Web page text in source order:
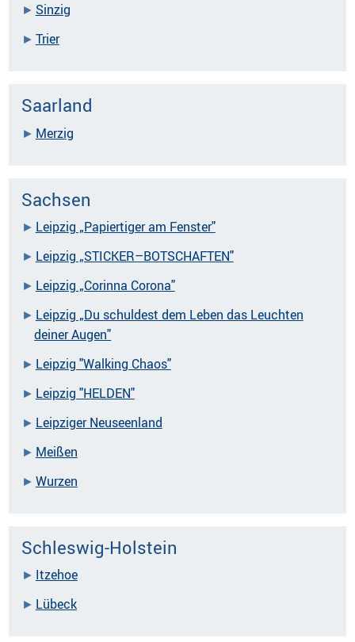
Sinzig
Trier
Saarland
Merzig
Sachsen
Leipzig „Papiertiger am Fenster"
Leipzig „STICKER–BOTSCHAFTEN"
Leipzig „Corinna Corona"
Leipzig „Du schuldest dem Leben das Leuchten
deiner Augen"
Leipzig "Walking Chaos"
Leipzig "HELDEN"
Leipziger Neuseenland
Meißen
Wurzen
Schleswig-Holstein
Itzehoe
Lübeck